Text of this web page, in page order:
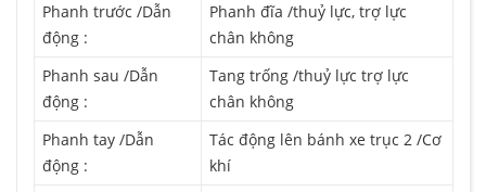
Phanh trước /Dẫn
động :
Phanh đĩa /thuỷ lực, trợ lực
chân không
Phanh sau /Dẫn
động :
Tang trống /thuỷ lực trợ lực
chân không
Phanh tay /Dẫn
động :
Tác động lên bánh xe trục 2 /Cơ
khí